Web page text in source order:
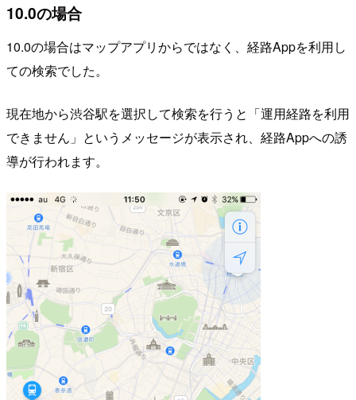
10.0の場合
10.0の場合はマップアプリからではなく、経路Appを利用し
ての検索でした。
現在地から渋谷駅を選択して検索を行うと「運用経路を利用
できません」というメッセージが表示され、経路Appへの誘
導が行われます。